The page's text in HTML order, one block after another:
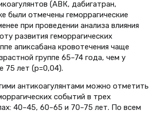
(АВК, дабигатран,
были отмечены геморрагические
при проведении анализа влияния
развития геморрагических
апиксабана кровотечения чаще
группе 65–74 года, чем у
75 лет (p=0,04).
антикоагулянтами можно отметить
событий в трех
40–45, 60–65 и 70–75 лет. По всем